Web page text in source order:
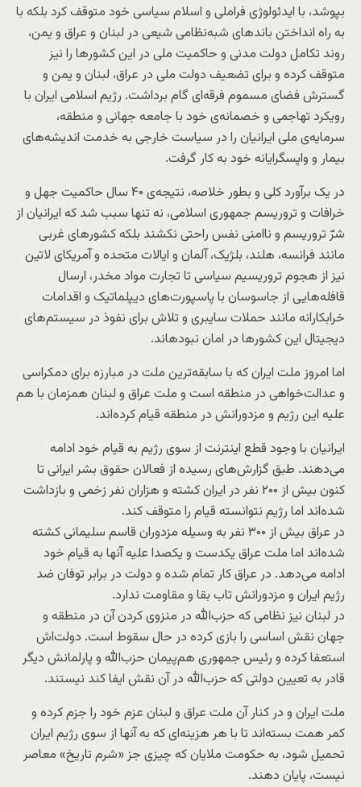
بپوشد، با ایدئولوژی فراملی و اسلام سیاسی خود متوقف کرد بلکه با
به راه انداختن باندهای شبه‌نظامی شیعی در لبنان و عراق و یمن،
روند تکامل دولت مدنی و حاکمیت ملی در این کشورها را نیز
متوقف کرده و برای تضعیف دولت ملی در عراق، لبنان و یمن و
گسترش فضای مسموم فرقه‌ای گام برداشت. رژیم اسلامی ایران با
رویکرد تهاجمی و خصمانه‌ی خود با جامعه جهانی و منطقه،
سرمایه‌ی ملی ایرانیان را در سیاست خارجی به خدمت اندیشه‌های
بیمار و واپسگرایانه خود به کار گرفت.
در یک برآورد کلی و بطور خلاصه، نتیجه‌ی ۴۰ سال حاکمیت جهل و
خرافات و تروریسم جمهوری اسلامی، نه تنها سبب شد که ایرانیان از
شرّ تروریسم و ناامنی نفس راحتی نکشند بلکه کشورهای غربی
مانند فرانسه، هلند، بلژیک، آلمان و ایالات متحده و آمریکای لاتین
نیز از هجوم تروریسیم سیاسی تا تجارت مواد مخدر، ارسال
قافله‌هایی از جاسوسان با پاسپورت‌های دیپلماتیک و اقدامات
خرابکارانه مانند حملات سایبری و تلاش برای نفوذ در سیستم‌های
دیجیتال این کشورها در امان نبوده‎اند.
اما امروز ملت ایران که با سابقه‌ترین ملت در مبارزه برای دمکراسی
و عدالت‌خواهی در منطقه است و ملت عراق و لبنان همزمان با هم
علیه این رژیم و مزدورانش در منطقه قیام کرده‌اند.
ایرانیان با وجود قطع اینترنت از سوی رژیم به قیام خود ادامه
می‌دهند. طبق گزارش‌های رسیده از فعالان حقوق بشر ایرانی تا
کنون بیش از ۲۰۰ نفر در ایران کشته و هزاران نفر زخمی و بازداشت
شده‌اند اما رژیم نتوانسته قیام را متوقف کند.
در عراق بیش از ۳۰۰ نفر به وسیله مزدوران قاسم سلیمانی کشته
شده‌اند اما ملت عراق یکدست و یکصدا علیه آنها به قیام خود
ادامه می‌دهد. در عراق کار تمام شده و دولت در برابر توفان ضد
رژیم ایران و مزدورانش تاب بقا و مقاومت ندارد.
در لبنان نیز نظامی که حزب‌الله در منزوی کردن آن در منطقه و
جهان نقش اساسی را بازی کرده در حال سقوط است. دولت‌اش
استعفا کرده و رئیس جمهوری هم‌پیمان حزب‌الله و پارلمانش دیگر
قادر به تعیین دولتی که حزب‌الله در آن نقش ایفا کند نیستند.
ملت ایران و در کنار آن ملت عراق و لبنان عزم خود را جزم کرده و
کمر همت بسته‌اند تا با هر هزینه‌ای که به آنها از سوی رژیم ایران
تحمیل شود، به حکومت ملایان که چیزی جز «شرم تاریخ» معاصر
نیست، پایان دهند.